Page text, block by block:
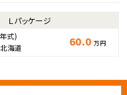
Ｌパッケージ
式)
北海道 60.0 万円